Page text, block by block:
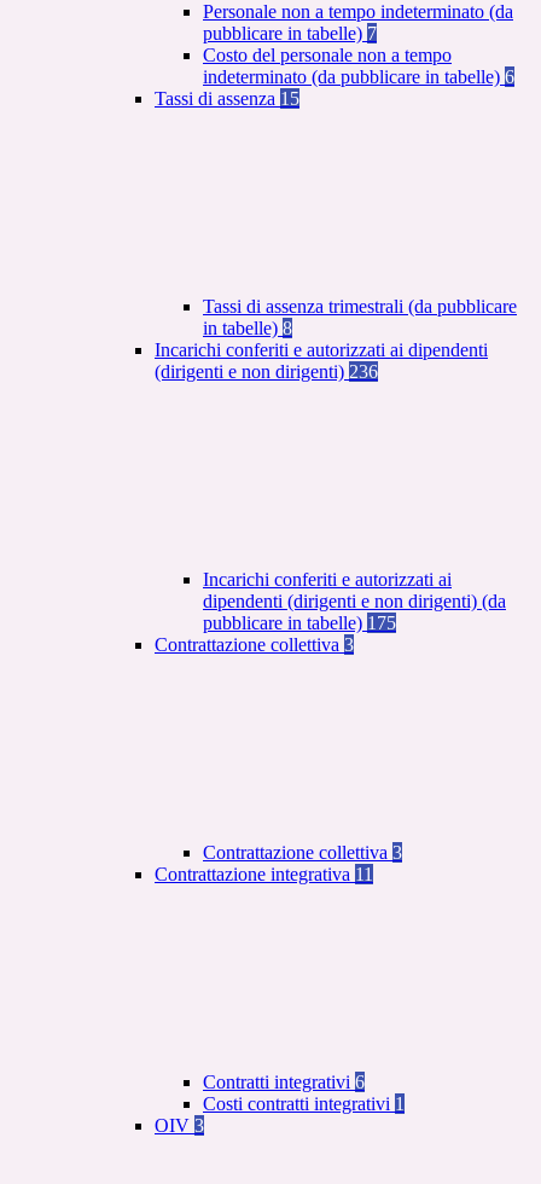
Personale non a tempo indeterminato (da
pubblicare in tabelle) 7
Costo del personale non a tempo
indeterminato (da pubblicare in tabelle) 6
Tassi di assenza 15
Tassi di assenza trimestrali (da pubblicare
in tabelle) 8
Incarichi conferiti e autorizzati ai dipendenti
(dirigenti e non dirigenti) 236
Incarichi conferiti e autorizzati ai
dipendenti (dirigenti e non dirigenti) (da
pubblicare in tabelle) 175
Contrattazione collettiva 3
Contrattazione collettiva 3
Contrattazione integrativa 11
Contratti integrativi 6
Costi contratti integrativi 1
OIV 3